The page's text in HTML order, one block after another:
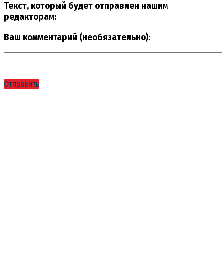
Текст, который будет отправлен нашим
редакторам:
Ваш комментарий (необязательно):
Отправить